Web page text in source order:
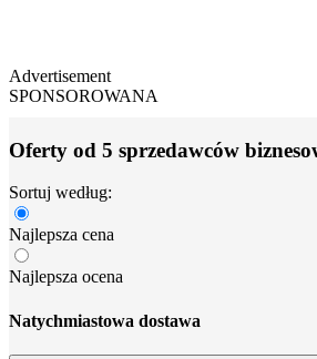
Advertisement
SPONSOROWANA
Oferty od 5 sprzedawców
Sortuj według:
Najlepsza cena
Najlepsza ocena
Natychmiastowa dostawa